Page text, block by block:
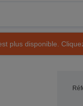
plus disponible.